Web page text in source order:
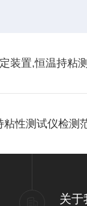
装置,恒温持粘
性测试仪检测
关于